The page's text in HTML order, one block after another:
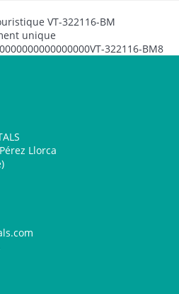
VT-322116-BM
unique
322116-BM8
Llorca